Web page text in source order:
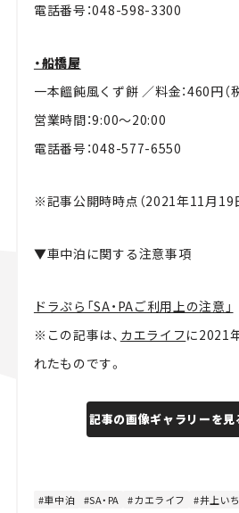
電話番号：048-598-3300
・船橋屋
一本饂飩風くず餅 ／料金：460円（
営業時間：9:00～20:00
電話番号：048-577-6550
※記事公開時時点（2021年11月19
▼車中泊に関する注意事項
ドラぷら「SA・PAご利用上の注意」
※この記事は、 カエライフ に2021
れたものです。
記事の画像ギャラリーを見
車中泊 SA・PA カエライフ 井上い